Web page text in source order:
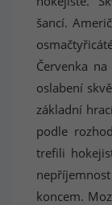
šancí.
Červenka
oslabení
základní
podle
trefili
koncem.